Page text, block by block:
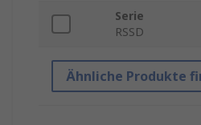
Serie
RSSD
Ähnliche Produkte